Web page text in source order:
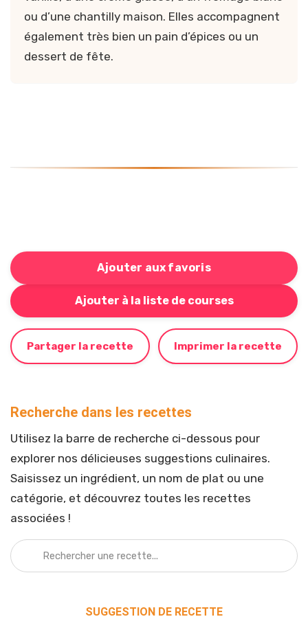
ou d’une chantilly maison. Elles accompagnent
également très bien un pain d’épices ou un
dessert de fête.
Ajouter aux favoris
Ajouter à la liste de courses
Bouton pour ajouter cette recette à votre liste de
Partager la recette Imprimer la recette
Recherche dans les recettes
Utilisez la barre de recherche ci-dessous pour
explorer nos délicieuses suggestions culinaires.
Saisissez un ingrédient, un nom de plat ou une
catégorie, et découvrez toutes les recettes
associées !
SUGGESTION DE RECETTE